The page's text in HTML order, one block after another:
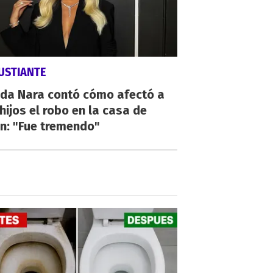
Nara contó cómo afectó a
el robo en la casa de
"Fue tremendo"